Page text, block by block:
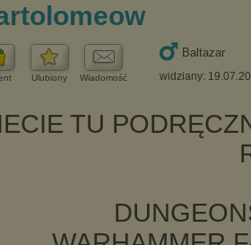
Ulubiony Wiadomość
Baltazar
widziany: